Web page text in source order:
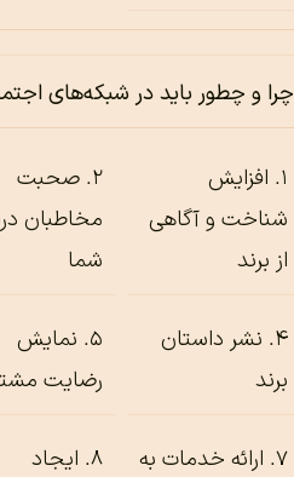
چرا و چطور باید در شبکه‌های
افزایش
شناخت و آگاهی
از برند
صحبت
مخاطبان
شما
نشر داستان
برند
نمایش
رضایت
ارائه خدمات به
ایجاد